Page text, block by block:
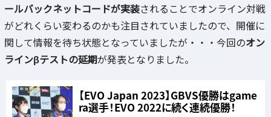
ールバックネットコードが実装されることでオンライン対戦
がどれくらい変わるのかも注目されていましたので、開催に
関して情報を待ち状態となっていましたが・・・今回のオン
ラインβテストの延期が発表となりました。